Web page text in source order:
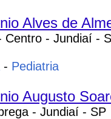
Alves de
Centro - Jundiaí -
- Pediatria
Augusto
- Jundiaí - SP